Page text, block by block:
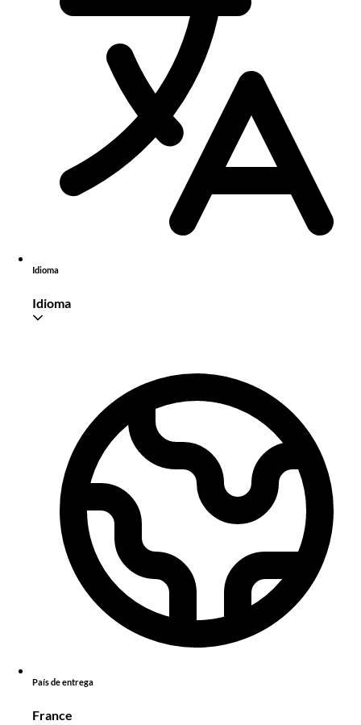
Idioma
Idioma
País de entrega
France